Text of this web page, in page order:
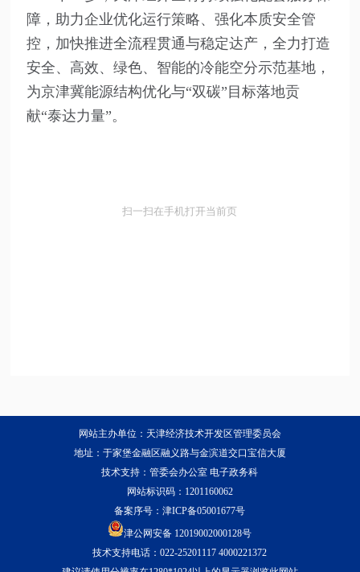
障，助力企业优化运行策略、强化本质安全管
控，加快推进全流程贯通与稳定达产，全力打造
安全、高效、绿色、智能的冷能空分示范基地，
为京津冀能源结构优化与“双碳”目标落地贡
献“泰达力量”。
扫一扫在手机打开当前页
网站主办单位：天津经济技术开发区管理委员会
地址：于家堡金融区融义路与金滨道交口宝信大厦
技术支持：管委会办公室 电子政务科
网站标识码：1201160062
备案序号：津ICP备05001677号
津公网安备 12019002000128号
技术支持电话：022-25201117 4000221372